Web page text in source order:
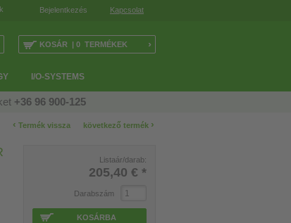
Bejelentkezés Kapcsolat
I/O-SYSTEMS
KOSÁR | 0 TERMÉKEK ›
+36 96 900-125
következő termék ›
‹ Termék vissza
Listaár/darab:
205,40 € *
Darabszám
KOSÁRBA